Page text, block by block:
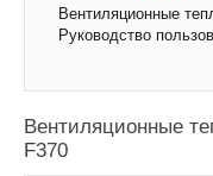
Вентиляционные
Руководство
Вентиляционные
F370